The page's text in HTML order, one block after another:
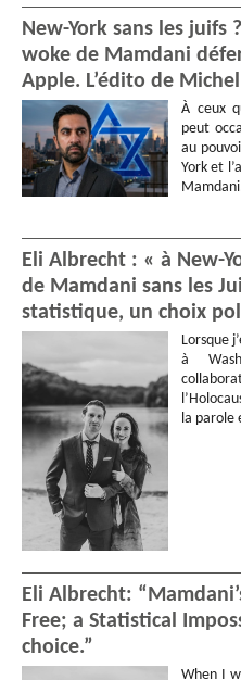
New-York sans les juifs
woke de Mamdani
Apple. L’édito de
À ceux
peut
au
York et
Eli Albrecht : « à New-
de Mamdani sans les
statistique, un choix
Lorsque
à
la parole
Eli Albrecht:
Free; a Statistical
choice.”
When I